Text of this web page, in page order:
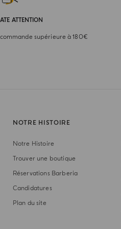
ATTENTION
supérieure à 180€
NOTRE HISTOIRE
Notre Histoire
Trouver une boutique
Réservations Barberia
Candidatures
Plan du site